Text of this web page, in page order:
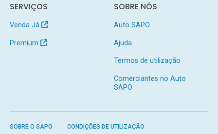
SERVIÇOS
Venda Já
Premium
SOBRE NÓS
Auto SAPO
Ajuda
Termos de utilização
Comerciantes no Auto
SAPO
SOBRE O SAPO CONDIÇÕES DE UTILIZAÇÃO